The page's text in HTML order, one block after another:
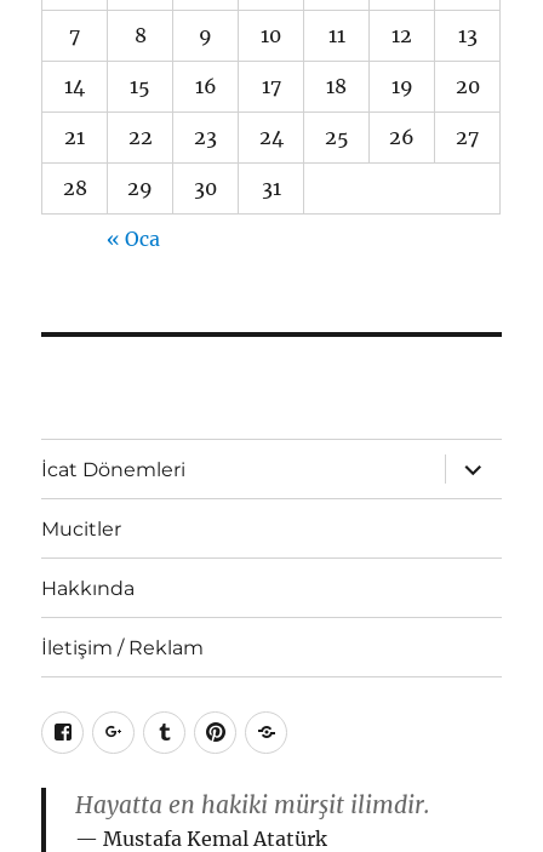
7 8 9 10 11 12 13
14 15 16 17 18 19 20
21 22 23 24 25 26 27
28 29 30 31
« Oca
İcat Dönemleri
Alt
menüyü
genişlet
Mucitler
Hakkında
İletişim / Reklam
FacebookGoogle+TumblrPinterest
RSS
Hayatta en hakiki mürşit ilimdir.
Mustafa Kemal Atatürk